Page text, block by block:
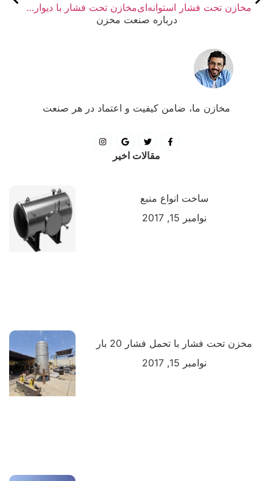
مخازن تحت فشار استوانه‌ای
مخازن تحت فشار با دیواره نازک
درباره صنعت مخزن
مخازن ما، ضامن کیفیت و اعتماد در هر صنعت
مقالات اخیر
ساخت انواع منبع
نوامبر 15, 2017
مخزن تحت فشار با تحمل فشار 20 بار
نوامبر 15, 2017